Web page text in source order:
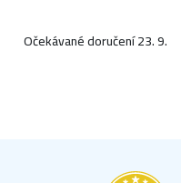
Očekávané doručení 23. 9.